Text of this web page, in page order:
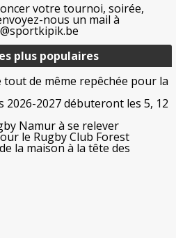
votre tournoi, soirée,
nous un mail à
plus populaires
tout de même repêchée pour la
2026-2027 débuteront les 5, 12
Namur à se relever
le Rugby Club Forest
la maison à la tête des